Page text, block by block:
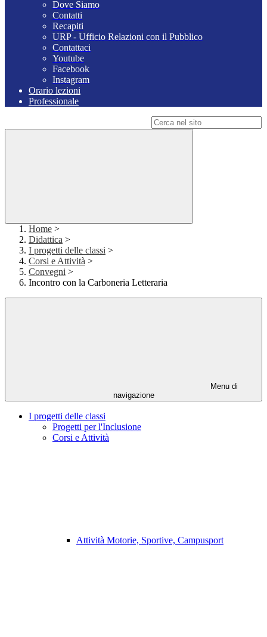
Dove Siamo
Contatti
Recapiti
URP - Ufficio Relazioni con il Pubblico
Contattaci
Youtube
Facebook
Instagram
Orario lezioni
Professionale
Home >
Didattica >
I progetti delle classi >
Corsi e Attività >
Convegni >
Incontro con la Carboneria Letteraria
Menu di
navigazione
I progetti delle classi
Progetti per l'Inclusione
Corsi e Attività
Attività Motorie, Sportive, Campusport